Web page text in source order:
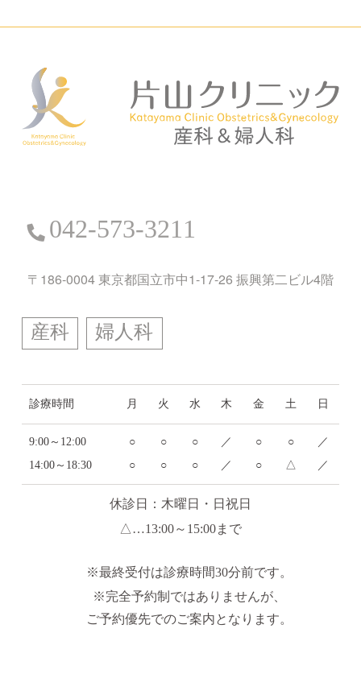
042-573-3211
〒186-0004 東京都国立市中1-17-26 振興第二ビル4階
産科 婦人科
診療時間 月 火 水 木 金 土 日
9:00～12:00 ○ ○ ○ ／ ○ ○
／
14:00～18:30
○ ○ ○ ／ ○ △ ／
休診日：木曜日・日祝日
△…13:00～15:00まで
※最終受付は診療時間30分前です。
※完全予約制ではありませんが、
ご予約優先でのご案内となります。